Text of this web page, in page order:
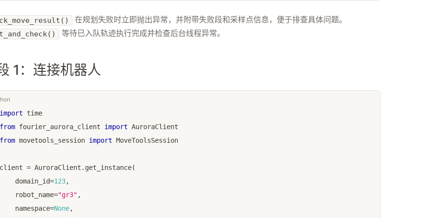
在规划失败时立即抛出异常，并附带失败段和采样点信息，便于排查具体问题。
等待已入队轨迹执行完成并检查后台线程异常。
1：连接机器人
import time
from fourier_aurora_client import AuroraClient
from movetools_session import MoveToolsSession
client = AuroraClient . get_instance(
    domain_id
=123,
    robot_name
="gr3" ,
    namespace
=None,